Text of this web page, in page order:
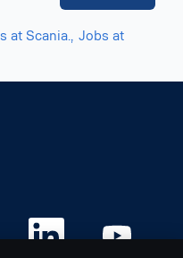
at Scania., Jobs at
O
e
e